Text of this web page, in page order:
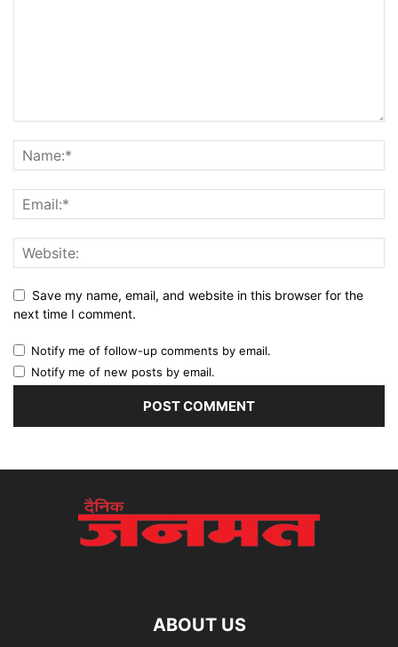
Save my name, email, and website in this browser for the
next time I comment.
Notify me of follow-up comments by email.
Notify me of new posts by email.
ABOUT US